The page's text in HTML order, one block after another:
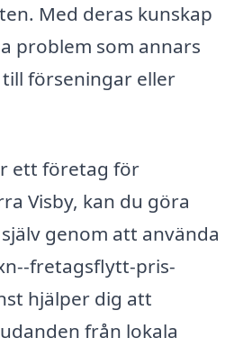
Med deras kunskap
problem som annars
förseningar eller
ett företag för
Visby, kan du göra
genom att använda
fretagsflytt-pris-
hjälper dig att
från lokala